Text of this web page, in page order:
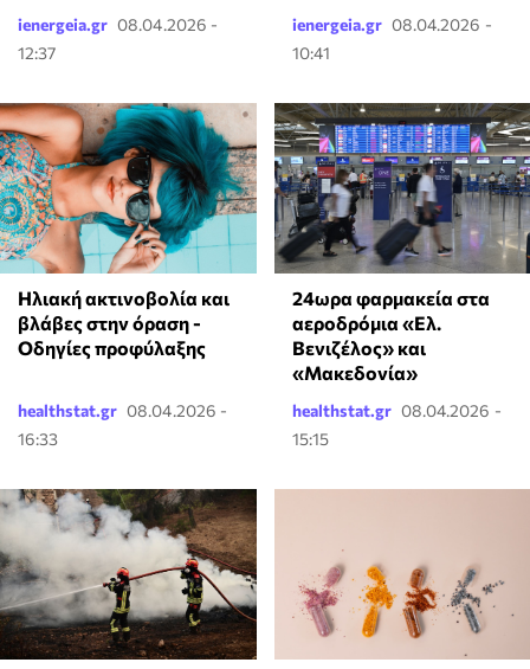
ienergeia.gr 08.04.2026 -
12:37
ienergeia.gr 08.04.2026 -
10:41
Ηλιακή ακτινοβολία και
βλάβες στην όραση -
Οδηγίες προφύλαξης
healthstat.gr 08.04.2026 -
16:33
24ωρα φαρμακεία στα
αεροδρόμια «Ελ.
Βενιζέλος» και
«Μακεδονία»
healthstat.gr 08.04.2026 -
15:15